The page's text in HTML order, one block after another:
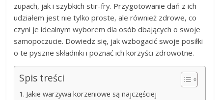
zupach, jak i szybkich stir-fry. Przygotowanie dań z ich
udziałem jest nie tylko proste, ale również zdrowe, co
czyni je idealnym wyborem dla osób dbających o swoje
samopoczucie. Dowiedz się, jak wzbogacić swoje posiłki
o te pyszne składniki i poznać ich korzyści zdrowotne.
Spis treści
Jakie warzywa korzeniowe są najczęściej